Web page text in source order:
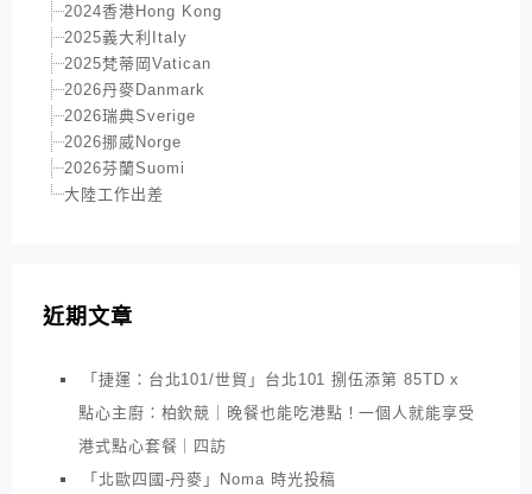
2024香港Hong Kong
2025義大利Italy
2025梵蒂岡Vatican
2026丹麥Danmark
2026瑞典Sverige
2026挪威Norge
2026芬蘭Suomi
大陸工作出差
近期文章
「捷運：台北101/世貿」台北101 捌伍添第 85TD x
點心主廚：柏欽競｜晚餐也能吃港點！一個人就能享受
港式點心套餐｜四訪
「北歐四國-丹麥」Noma 時光投稿